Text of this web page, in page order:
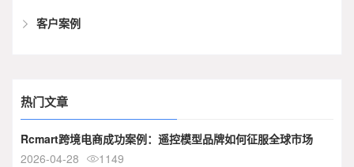
客户案例
热门文章
Rcmart跨境电商成功案例：遥控模型品牌如何征服全球市场
2026-04-28
1149